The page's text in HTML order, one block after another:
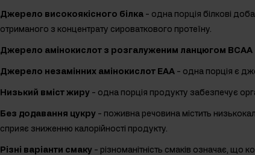
Джерело високоякісного білка - одна порція білкові
отриманого з концентрату сироваткового протеїну.
Джерело амінокислот з розгалуженим ланцюгом BCAA
Джерело незамінних амінокислот EAA - одна порція є
Низький вміст жиру - одна порція продукту забезпечує
Без додавання цукру - поживна речовина містить
сприяє зниженню калорійності продукту.
Різні варіанти смаку - різноманітність смаків означає, що